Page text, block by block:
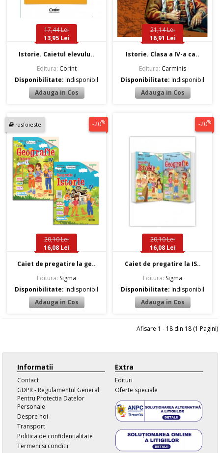
17,44 Lei
13,95 Lei
Istorie. Caietul elevulu..
Editura: Corint
Disponibilitate:Indisponibil
21,14 Lei
16,91 Lei
Istorie. Clasa a IV-a ca..
Editura: Carminis
Disponibilitate:Indisponibil
rasfoieste -20%
20,10 Lei
16,08 Lei
Caiet de pregatire la ge..
Editura: Sigma
Disponibilitate:Indisponibil
-20%
20,10 Lei
16,08 Lei
Caiet de pregatire la IS..
Editura: Sigma
Disponibilitate:Indisponibil
Afisare 1 - 18 din 18 (1 Pagini)
Informatii
Contact
GDPR - Regulamentul General
Pentru Protectia Datelor
Personale
Despre noi
Transport
Politica de confidentialitate
Termeni si conditii
Extra
Edituri
Oferte speciale